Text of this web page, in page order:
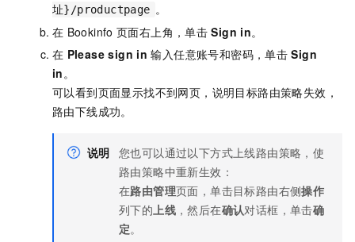
址}/productpage 。
在 Bookinfo 页面右上角，单击 Sign in。
在 Please sign in 输入任意账号和密码，单击 Sign
in。
可以看到页面显示找不到网页，说明目标路由策略失效，
路由下线成功。
说明 您也可以通过以下方式上线路由策略，使
路由策略中重新生效：
在路由管理页面，单击目标路由右侧操作
列下的上线 ，然后在确认对话框，单击确
定。